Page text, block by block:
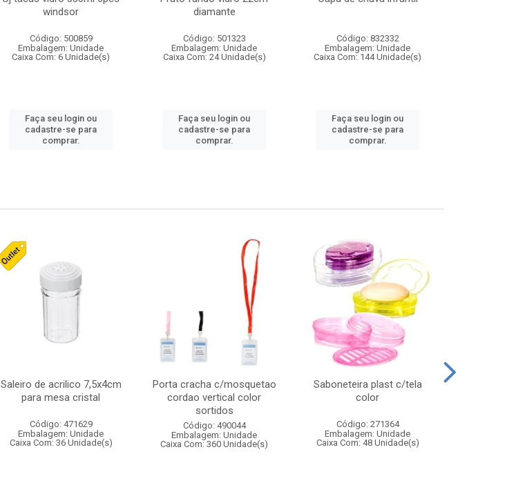
windsor
Código: 500859
Embalagem: Unidade
Caixa Com: 6 Unidade(s)
Faça seu login ou
cadastre-se para
comprar.
diamante
Código: 501323
Embalagem: Unidade
Caixa Com: 24 Unidade(s)
Faça seu login ou
cadastre-se para
comprar.
Código: 832332
Embalagem: Unidade
Caixa Com: 144 Unidade(s)
Faça seu login ou
cadastre-se para
comprar.
Saleiro de acrilico 7,5x4cm
para mesa cristal
Código: 471629
Embalagem: Unidade
Caixa Com: 36 Unidade(s)
Porta cracha c/mosquetao
cordao vertical color
sortidos
Código: 490044
Embalagem: Unidade
Caixa Com: 360 Unidade(s)
Saboneteira plast c/tela
color
Código: 271364
Embalagem: Unidade
Caixa Com: 48 Unidade(s)